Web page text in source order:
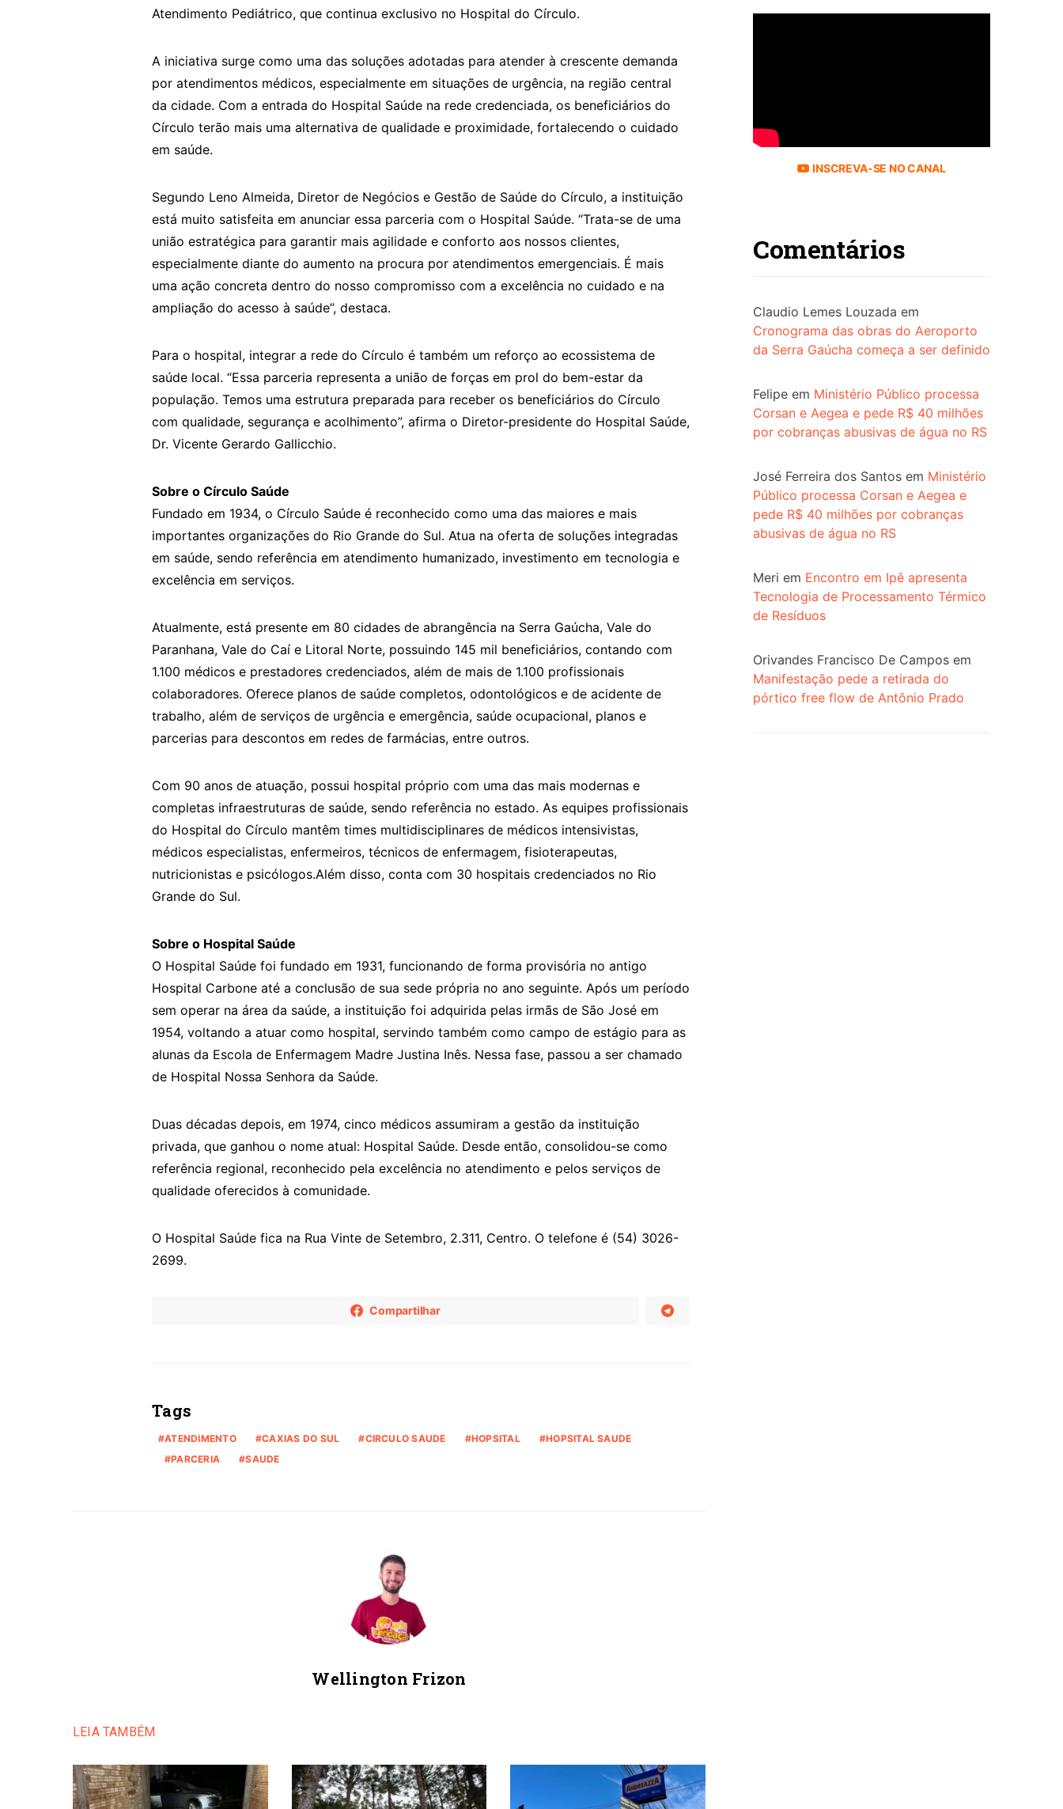
Atendimento Pediátrico, que continua exclusivo no Hospital do Círculo.
A iniciativa surge como uma das soluções adotadas para atender à crescente demanda
por atendimentos médicos, especialmente em situações de urgência, na região central
da cidade. Com a entrada do Hospital Saúde na rede credenciada, os beneficiários do
Círculo terão mais uma alternativa de qualidade e proximidade, fortalecendo o cuidado
em saúde.
Segundo Leno Almeida, Diretor de Negócios e Gestão de Saúde do Círculo, a instituição
está muito satisfeita em anunciar essa parceria com o Hospital Saúde. “Trata-se de uma
união estratégica para garantir mais agilidade e conforto aos nossos clientes,
especialmente diante do aumento na procura por atendimentos emergenciais. É mais
uma ação concreta dentro do nosso compromisso com a excelência no cuidado e na
ampliação do acesso à saúde”, destaca.
Para o hospital, integrar a rede do Círculo é também um reforço ao ecossistema de
saúde local. “Essa parceria representa a união de forças em prol do bem-estar da
população. Temos uma estrutura preparada para receber os beneficiários do Círculo
com qualidade, segurança e acolhimento”, afirma o Diretor-presidente do Hospital Saúde,
Dr. Vicente Gerardo Gallicchio.
Sobre o Círculo Saúde
Fundado em 1934, o Círculo Saúde é reconhecido como uma das maiores e mais
importantes organizações do Rio Grande do Sul. Atua na oferta de soluções integradas
em saúde, sendo referência em atendimento humanizado, investimento em tecnologia e
excelência em serviços.
Atualmente, está presente em 80 cidades de abrangência na Serra Gaúcha, Vale do
Paranhana, Vale do Caí e Litoral Norte, possuindo 145 mil beneficiários, contando com
1.100 médicos e prestadores credenciados, além de mais de 1.100 profissionais
colaboradores. Oferece planos de saúde completos, odontológicos e de acidente de
trabalho, além de serviços de urgência e emergência, saúde ocupacional, planos e
parcerias para descontos em redes de farmácias, entre outros.
Com 90 anos de atuação, possui hospital próprio com uma das mais modernas e
completas infraestruturas de saúde, sendo referência no estado. As equipes profissionais
do Hospital do Círculo mantêm times multidisciplinares de médicos intensivistas,
médicos especialistas, enfermeiros, técnicos de enfermagem, fisioterapeutas,
nutricionistas e psicólogos.Além disso, conta com 30 hospitais credenciados no Rio
Grande do Sul.
Sobre o Hospital Saúde
O Hospital Saúde foi fundado em 1931, funcionando de forma provisória no antigo
Hospital Carbone até a conclusão de sua sede própria no ano seguinte. Após um período
sem operar na área da saúde, a instituição foi adquirida pelas irmãs de São José em
1954, voltando a atuar como hospital, servindo também como campo de estágio para as
alunas da Escola de Enfermagem Madre Justina Inês. Nessa fase, passou a ser chamado
de Hospital Nossa Senhora da Saúde.
Duas décadas depois, em 1974, cinco médicos assumiram a gestão da instituição
privada, que ganhou o nome atual: Hospital Saúde. Desde então, consolidou-se como
referência regional, reconhecido pela excelência no atendimento e pelos serviços de
qualidade oferecidos à comunidade.
O Hospital Saúde fica na Rua Vinte de Setembro, 2.311, Centro. O telefone é (54) 3026-
2699.
Compartilhar
Tags
ATENDIMENTO CAXIAS DO SUL CIRCULO SAUDE HOPSITAL
HOPSITAL SAUDE
PARCERIA
SAUDE
Wellington Frizon
LEIA TAMBÉM
INSCREVA-SE NO CANAL
Comentários
Claudio Lemes Louzada em
Cronograma das obras do Aeroporto
da Serra Gaúcha começa a ser definido
Felipe em Ministério Público processa
Corsan e Aegea e pede R$ 40 milhões
por cobranças abusivas de água no RS
José Ferreira dos Santos em Ministério
Público processa Corsan e Aegea e
pede R$ 40 milhões por cobranças
abusivas de água no RS
Meri em Encontro em Ipê apresenta
Tecnologia de Processamento Térmico
de Resíduos
Orivandes Francisco De Campos em
Manifestação pede a retirada do
pórtico free flow de Antônio Prado